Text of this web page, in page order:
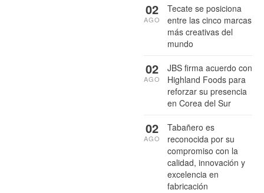
Tecate se posiciona
entre las cinco marcas
más creativas del
mundo
02
AGO
JBS firma acuerdo con
Highland Foods para
reforzar su presencia
en Corea del Sur
02
AGO
Tabañero es
reconocida por su
compromiso con la
calidad, innovación y
excelencia en
fabricación
02
AGO